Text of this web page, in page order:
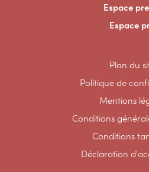
Espace
Espace
Plan du
Politique de
Mentions
Conditions
Conditions
Déclaration